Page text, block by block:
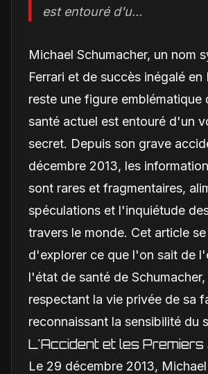
est entouré d'u...
Michael Schumacher, un nom
Ferrari et de succès inégalé en
reste une figure
santé actuel est entouré d'un
secret. Depuis son grave
décembre 2013, les
sont rares et fragmentaires,
spéculations et l'inquiétude
travers le monde. Cet article
d'explorer ce que l'on sait de
l'état de santé de
respectant la vie privée de sa
reconnaissant la sensibilité du
L'Accident et les
Le 29 décembre 2013,